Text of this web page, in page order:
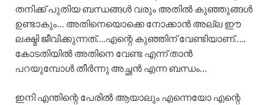
തനിക്ക്‌ പുതിയ ബന്ധങ്ങൾ വരും അതിൽ കുഞ്ഞുങ്ങൾ
ഉണ്ടാകും… അതിനെയൊക്കെ നോക്കാൻ അല്ല ഈ
ലക്ഷ്മി ജീവിക്കുന്നത്….എന്റെ കുഞ്ഞിന് വേണ്ടിയാണ്…..
കോടതിയിൽ അതിനെ വേണ്ട എന്ന് താൻ
പറയുമ്പോൾ തീർന്നു അച്ഛൻ എന്ന ബന്ധം…
ഇനി എന്തിന്റെ പേരിൽ ആയാലും എന്നെയോ എന്റെ